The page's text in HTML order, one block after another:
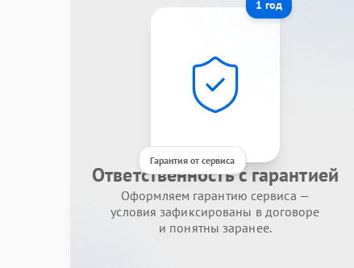
1 год
Гарантия от сервиса
Ответственность с гарантией
Оформляем гарантию сервиса —
условия зафиксированы в договоре
и понятны заранее.